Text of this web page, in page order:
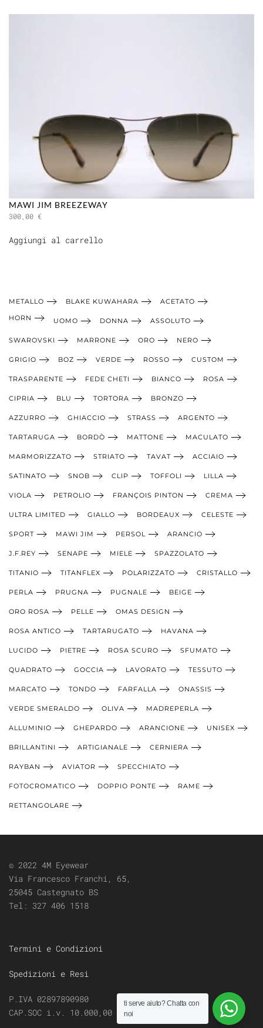
MAWI JIM BREEZEWAY
300,00 €
Aggiungi al carrello
METALLO BLAKE KUWAHARA
ACETATO
HORN
UOMO DONNA ASSOLUTO
SWAROVSKI MARRONE ORO NERO
GRIGIO BOZ VERDE ROSSO CUSTOM
TRASPARENTE FEDE CHETI BIANCO ROSA
CIPRIA BLU TORTORA BRONZO
AZZURRO GHIACCIO STRASS ARGENTO
TARTARUGA BORDÒ MATTONE MACULATO
MARMORIZZATO STRIATO TAVAT ACCIAIO
SATINATO SNOB CLIP TOFFOLI LILLA
VIOLA PETROLIO FRANÇOIS PINTON CREMA
ULTRA LIMITED GIALLO BORDEAUX CELESTE
SPORT MAWI JIM PERSOL ARANCIO
J.F.REY SENAPE MIELE SPAZZOLATO
TITANIO TITANFLEX POLARIZZATO CRISTALLO
PERLA PRUGNA PUGNALE BEIGE
ORO ROSA PELLE OMAS DESIGN
ROSA ANTICO TARTARUGATO HAVANA
LUCIDO PIETRE ROSA SCURO SFUMATO
QUADRATO GOCCIA LAVORATO TESSUTO
MARCATO TONDO FARFALLA ONASSIS
VERDE SMERALDO OLIVA MADREPERLA
ALLUMINIO GHEPARDO ARANCIONE UNISEX
BRILLANTINI ARTIGIANALE CERNIERA
RAYBAN AVIATOR SPECCHIATO
FOTOCROMATICO DOPPIO PONTE RAME
RETTANGOLARE
© 2022 4M Eyewear
Via Francesco Franchi, 65,
25045 Castegnato BS
Tel: 327 406 1518
Termini e Condizioni
Spedizioni e Resi
P.IVA 02897890980
CAP.SOC i.v. 10.000,00
ti serve aiuto?Chatta con
noi